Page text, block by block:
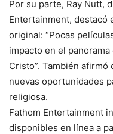
Por su parte, Ray Nutt,
Entertainment, destacó
original: “Pocas
impacto en el
Cristo”. También
nuevas oportunidades
religiosa.
Fathom Entertainment
disponibles en línea a